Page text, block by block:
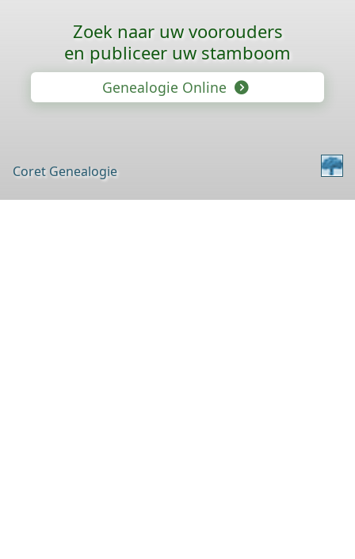
Zoek naar uw voorouders
en publiceer uw stamboom
Genealogie Online
Coret Genealogie